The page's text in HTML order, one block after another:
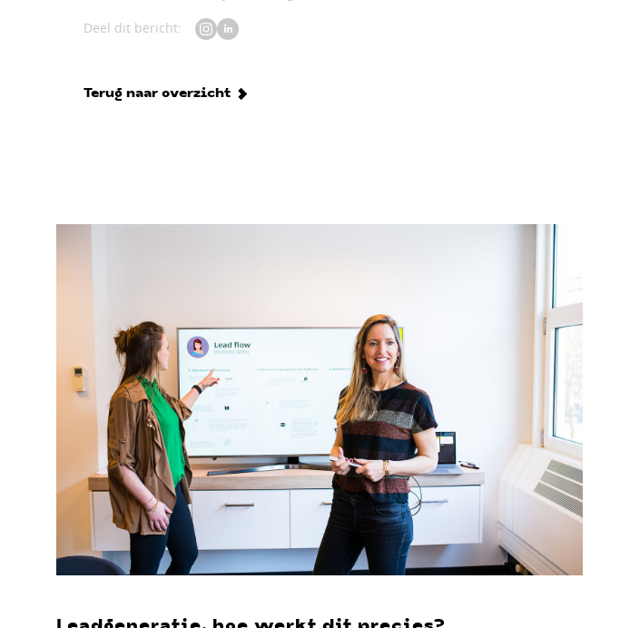
Deel dit bericht:
Terug naar overzicht